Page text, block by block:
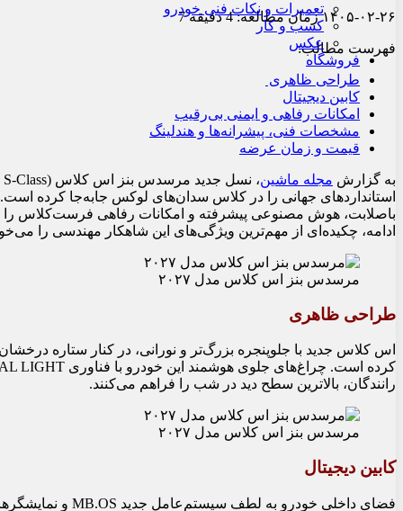
تعمیرات و نکات فنی خودرو
کسب و کار
عکس
فروشگاه
۱۴۰۵-۰۲-۲۶زمان مطالعه: 4 دقیقه 7
فهرست مطالب:
طراحی ظاهری
کابین دیجیتال
امکانات رفاهی و ایمنی بی‌رقیب
مشخصات فنی، پیشرانه‌ها و هندلینگ
قیمت و زمان عرضه
به گزارش مجله ماشین، نسل جدید مرسدس بنز اس کلاس (Mercedes-Benz S-Class) با بازطراحی بیش از
استانداردهای جهانی را در کلاس سدان‌های لوکس جابه‌جا کرده
باصلابت، هوش مصنوعی پیشرفته و امکانات رفاهی فرست‌کلاس را
ادامه، چکیده‌ای از مهم‌ترین ویژگی‌های این شاهکار مهندسی را
مرسدس بنز اس کلاس مدل ۲۰۲۷
طراحی ظاهری
اس کلاس جدید با جلوپنجره بزرگ‌تر و نورانی، در کنار ستاره
کرده است. چراغ‌های جلوی هوشمند این خودرو با فناوری DIGITAL LIGHT، بردی تا
رانندگان، بالاترین سطح دید در شب را فراهم می‌کنند.
مرسدس بنز اس کلاس مدل ۲۰۲۷
کابین دیجیتال